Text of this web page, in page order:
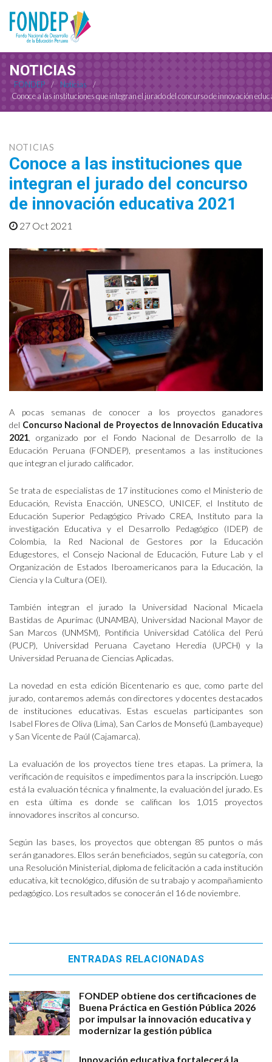
NOTICIAS
FONDEP / Noticias
/
Conoce a las instituciones que integran el jurado del concurso de innovación
NOTICIAS
Conoce a las instituciones que
integran el jurado del concurso
de innovación educativa 2021
27 Oct 2021
A pocas semanas de conocer a los proyectos ganadores
del Concurso Nacional de Proyectos de Innovación Educativa
2021 , organizado por el Fondo Nacional de Desarrollo de la
Educación Peruana (FONDEP), presentamos a las instituciones
que integran el jurado calificador.
Se trata de especialistas de 17 instituciones como el Ministerio de
Educación, Revista Enacción, UNESCO, UNICEF, el Instituto de
Educación Superior Pedagógico Privado CREA, Instituto para la
investigación Educativa y el Desarrollo Pedagógico (IDEP) de
Colombia, la Red Nacional de Gestores por la Educación
Edugestores, el Consejo Nacional de Educación, Future Lab y el
Organización de Estados Iberoamericanos para la Educación, la
Ciencia y la Cultura (OEI).
También integran el jurado la Universidad Nacional Micaela
Bastidas de Apurímac (UNAMBA), Universidad Nacional Mayor de
San Marcos (UNMSM), Pontificia Universidad Católica del Perú
(PUCP), Universidad Peruana Cayetano Heredia (UPCH) y la
Universidad Peruana de Ciencias Aplicadas.
La novedad en esta edición Bicentenario es que, como parte del
jurado, contaremos además con directores y docentes destacados
de instituciones educativas. Estas escuelas participantes son
Isabel Flores de Oliva (Lima), San Carlos de Monsefú (Lambayeque)
y San Vicente de Paúl (Cajamarca).
La evaluación de los proyectos tiene tres etapas. La primera, la
verificación de requisitos e impedimentos para la inscripción. Luego
está la evaluación técnica y finalmente, la evaluación del jurado. Es
en esta última es donde se califican los 1,015 proyectos
innovadores inscritos al concurso.
Según las bases, los proyectos que obtengan 85 puntos o más
serán ganadores. Ellos serán beneficiados, según su categoría, con
una Resolución Ministerial, diploma de felicitación a cada institución
educativa, kit tecnológico, difusión de su trabajo y acompañamiento
pedagógico. Los resultados se conocerán el 16 de noviembre.
ENTRADAS RELACIONADAS
FONDEP obtiene dos certificaciones de
Buena Práctica en Gestión Pública 2026
por impulsar la innovación educativa y
modernizar la gestión pública
Innovación educativa fortalecerá la